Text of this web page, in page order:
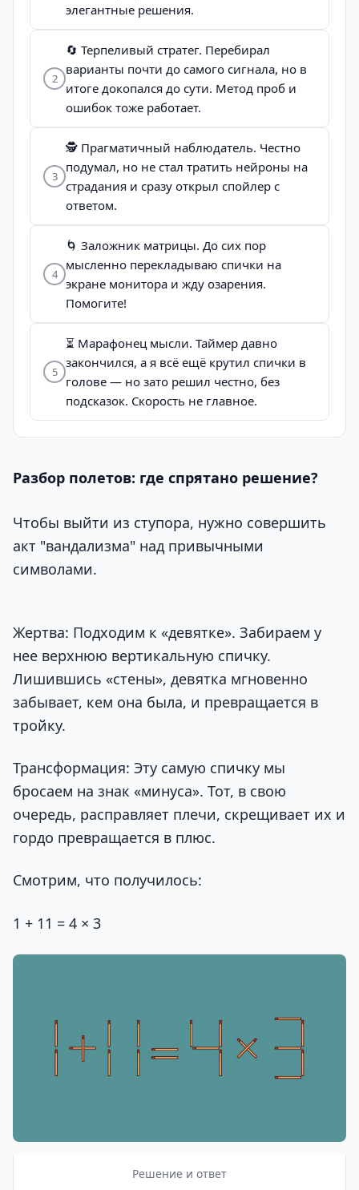
элегантные решения.
2
🔄 Терпеливый стратег. Перебирал
варианты почти до самого сигнала, но в
итоге докопался до сути. Метод проб и
ошибок тоже работает.
3
🕵️ Прагматичный наблюдатель. Честно
подумал, но не стал тратить нейроны на
страдания и сразу открыл спойлер с
ответом.
4
🌀 Заложник матрицы. До сих пор
мысленно перекладываю спички на
экране монитора и жду озарения.
Помогите!
5
⏳ Марафонец мысли. Таймер давно
закончился, а я всё ещё крутил спички в
голове — но зато решил честно, без
подсказок. Скорость не главное.
Разбор полетов: где спрятано решение?
Чтобы выйти из ступора, нужно совершить
акт "вандализма" над привычными
символами.
Жертва: Подходим к «девятке». Забираем у
нее верхнюю вертикальную спичку.
Лишившись «стены», девятка мгновенно
забывает, кем она была, и превращается в
тройку.
Трансформация: Эту самую спичку мы
бросаем на знак «минуса». Тот, в свою
очередь, расправляет плечи, скрещивает их и
гордо превращается в плюс.
Смотрим, что получилось:
1 + 11 = 4 × 3
Решение и ответ